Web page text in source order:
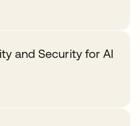
and Security for AI